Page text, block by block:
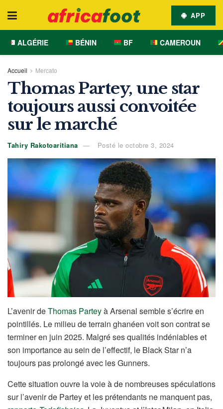
APP
ALGÉRIE BÉNIN BF CAMEROUN
Accueil Mercato
Thomas Partey, une star
toujours aussi convoitée
sur le marché
Tahiry Rakotoaritiana Posté le octobre 3, 2024
L’avenir deThomas Parteyà Arsenal semble s’écrire en
pointillés. Le milieu de terrain ghanéen voit son contrat se
terminer en juin 2025. Malgré ses qualités indéniables et
son importance au sein de l’effectif, le Black Star n’a
toujours pas prolongé avec les Gunners.
Cette situation ouvre la voie à de nombreuses spéculations
sur l’avenir de Partey et les prétendants ne manquent pas,